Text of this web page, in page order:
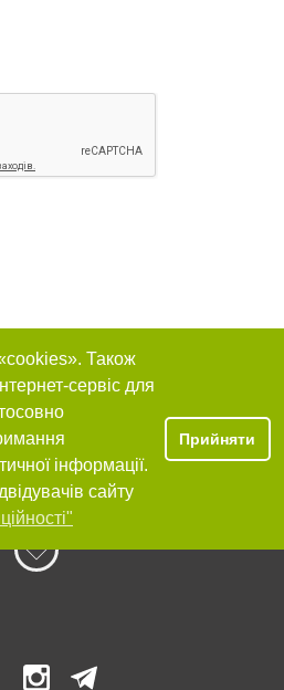
Також
сервіс для
інформації.
сайту
Прийняти